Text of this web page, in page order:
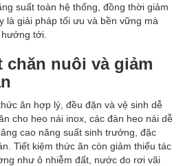
suất toàn hệ thống, đồng thời giảm
là giải pháp tối ưu và bền vững mà
tới.
chăn nuôi và giảm
ăn hợp lý, đều đặn và vệ sinh dễ
cho heo nái inox, các đàn heo nái dễ
cao năng suất sinh trưởng, đặc
Tiết kiệm thức ăn còn giảm thiểu tác
như ô nhiễm đất, nước do rơi vãi